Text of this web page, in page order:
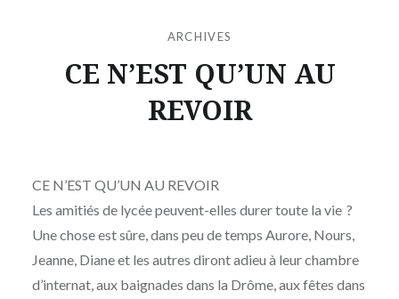
ARCHIVES
CE N’EST QU’UN AU
REVOIR
MOÏSE
MAIGRET
AVRIL
2025
CE N’EST QU’UN AU REVOIR
Les amitiés de lycée peuvent-elles durer toute la vie ?
Une chose est sûre, dans peu de temps Aurore, Nours,
Jeanne, Diane et les autres diront adieu à leur chambre
d’internat, aux baignades dans la Drôme, aux fêtes dans